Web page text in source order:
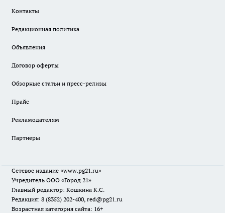
Контакты
Редакционная политика
Объявления
Договор оферты
Обзорные статьи и пресс-релизы
Прайс
Рекламодателям
Партнеры
Сетевое издание «www.pg21.ru»
Учредитель ООО «Город 21»
Главный редактор: Кошкина К.С.
Редакция: 8 (8352) 202-400, red@pg21.ru
Возрастная категория сайта: 16+